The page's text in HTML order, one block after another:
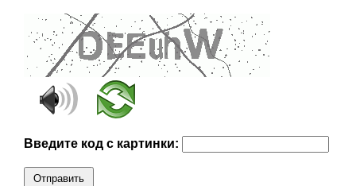
Введите код с картинки:
Отправить